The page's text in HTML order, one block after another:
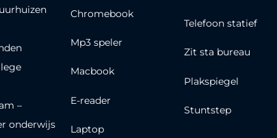
–
onderwijs
Chromebook
Mp3 speler
Macbook
E-reader
Laptop
Telefoon statief
Zit sta bureau
Plakspiegel
Stuntstep